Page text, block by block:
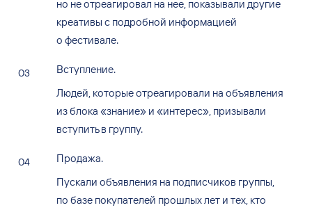
но не отреагировал на нее, показывали другие
креативы с подробной информацией
о фестивале.
Вступление.
Людей, которые отреагировали на объявления
из блока «знание» и «интерес», призывали
вступить в группу.
Продажа.
Пускали объявления на подписчиков группы,
по базе покупателей прошлых лет и тех, кто